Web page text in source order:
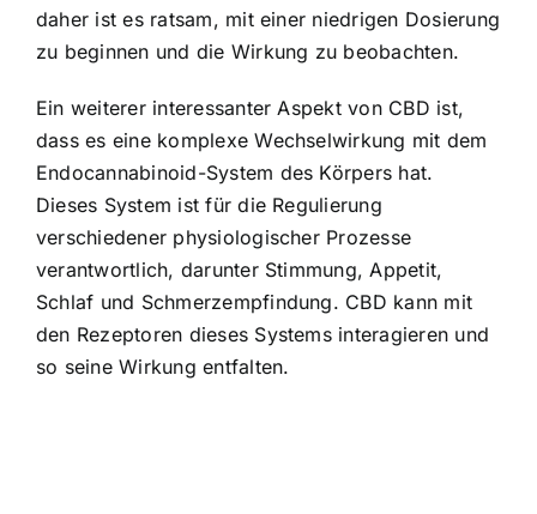
daher ist es ratsam, mit einer niedrigen Dosierung
zu beginnen und die Wirkung zu beobachten.
Ein weiterer interessanter Aspekt von CBD ist,
dass es eine komplexe Wechselwirkung mit dem
Endocannabinoid-System des Körpers hat.
Dieses System ist für die Regulierung
verschiedener physiologischer Prozesse
verantwortlich, darunter Stimmung, Appetit,
Schlaf und Schmerzempfindung. CBD kann mit
den Rezeptoren dieses Systems interagieren und
so seine Wirkung entfalten.